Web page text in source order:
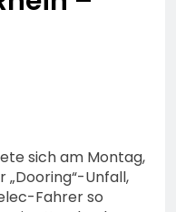
sich am Montag,
„Dooring“-Unfall,
Fahrer so